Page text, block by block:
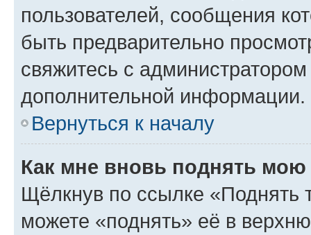
пользователей, сообщения
быть предварительно
свяжитесь с
дополнительной информации.
Вернуться к началу
Как мне вновь поднять мою
Щёлкнув по ссылке «Поднять
можете «поднять» её в